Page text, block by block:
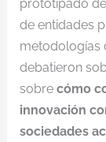
prototipado
de entidades
metodologías
debatieron
sobre cómo
innovación
sociedades